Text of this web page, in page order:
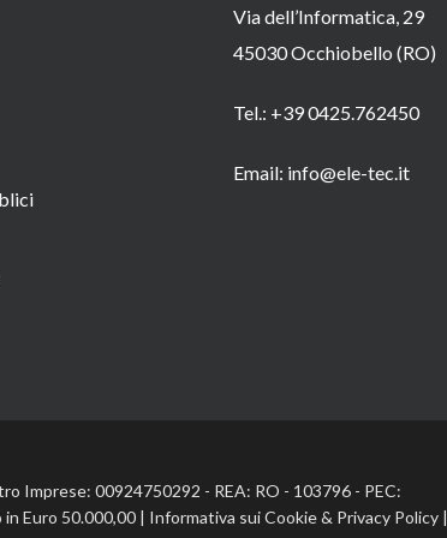
Via dell’Informatica, 29
45030 Occhiobello (RO)
Tel.: +39 0425.762450
Email: info@ele-tec.it
Imprese: 00924750292 - REA: RO - 103796 - PEC:
Euro 50.000,00 | Informativa sui Cookie& Privacy Policy|